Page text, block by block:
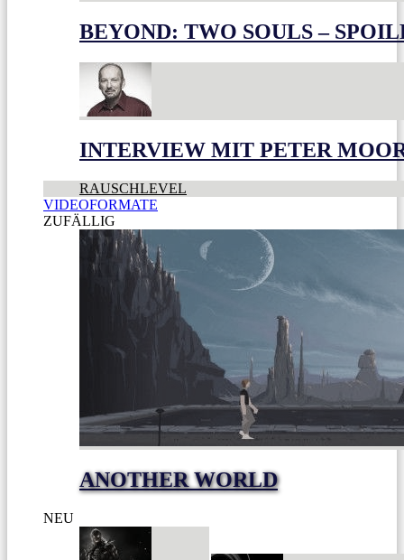
BEYOND: TWO SOULS –
INTERVIEW MIT PETER
RAUSCHLEVEL
VIDEOFORMATE
ZUFÄLLIG
ANOTHER WORLD
NEU